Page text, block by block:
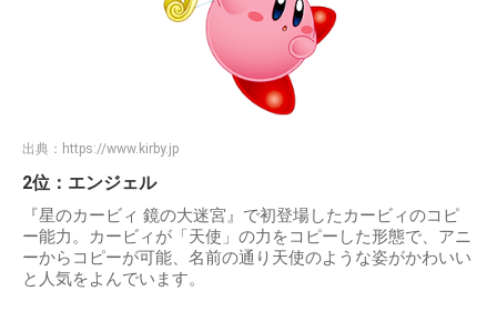
出典： https://www.kirby.jp
2位：エンジェル
『星のカービィ 鏡の大迷宮』で初登場したカービィのコピ
ー能力。カービィが「天使」の力をコピーした形態で、アニ
ーからコピーが可能、名前の通り天使のような姿がかわいい
と人気をよんでいます。